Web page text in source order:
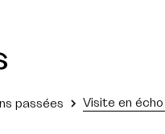
passées Visite en